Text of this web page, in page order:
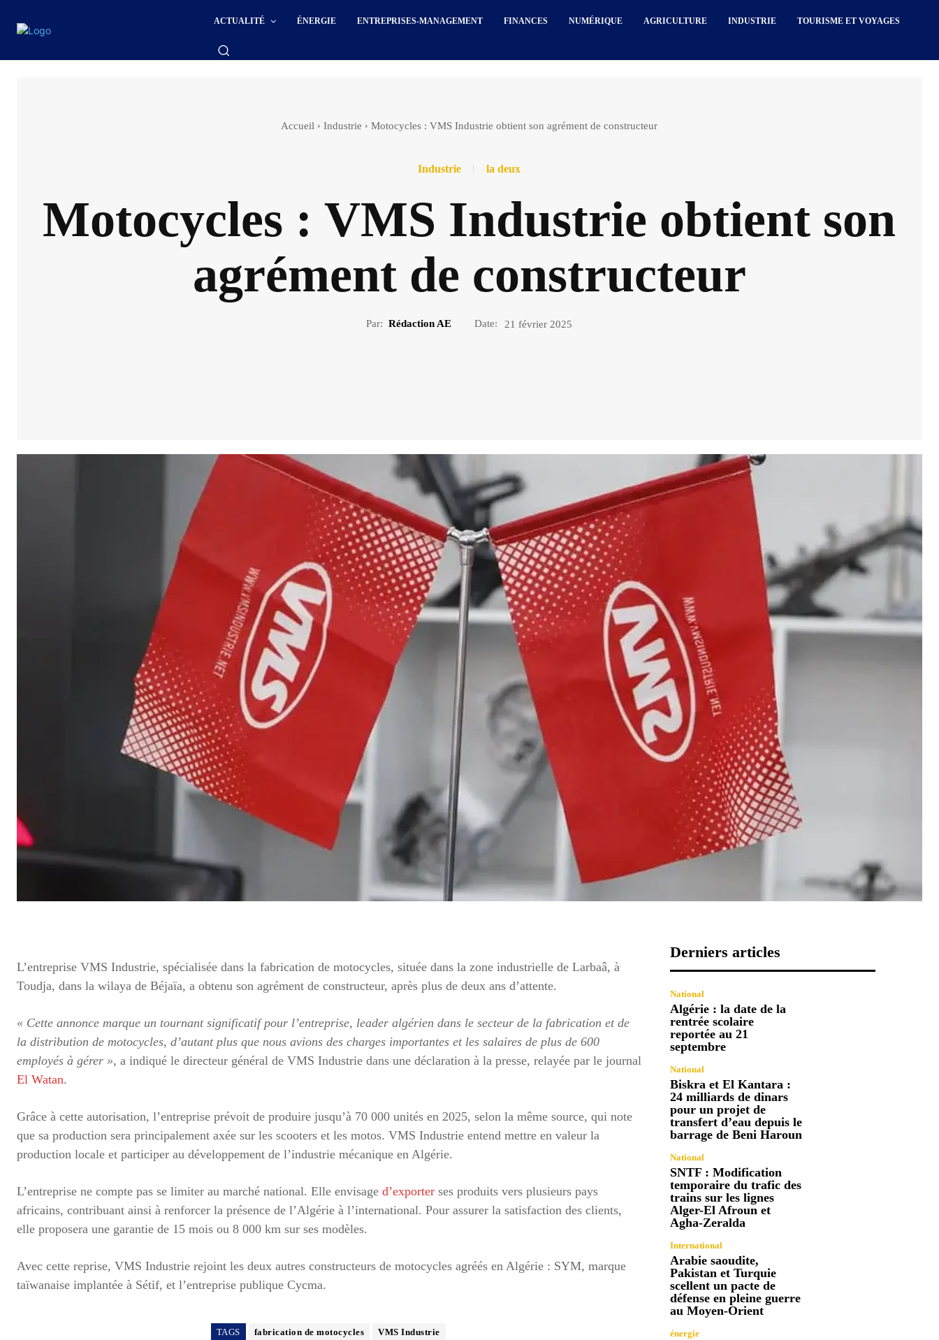
ACTUALITÉ ÉNERGIE ENTREPRISES-MANAGEMENT FINANCES NUMÉRIQUE AGRICULTURE INDUSTRIE TOURISME ET VOYAGES
Accueil Industrie Motocycles : VMS Industrie obtient son agrément de constructeur
Industrie la deux
Motocycles : VMS Industrie obtient son
agrément de constructeur
Par: Rédaction AE Date: 21 février 2025
L’entreprise VMS Industrie, spécialisée dans la fabrication de motocycles, située dans la zone industrielle de Larbaâ, à
Toudja, dans la wilaya de Béjaïa, a obtenu son agrément de constructeur, après plus de deux ans d’attente.
« Cette annonce marque un tournant significatif pour l’entreprise, leader algérien dans le secteur de la fabrication et de
la distribution de motocycles, d’autant plus que nous avions des charges importantes et les salaires de plus de 600
employés à gérer », a indiqué le directeur général de VMS Industrie dans une déclaration à la presse, relayée par le journal
El Watan.
Grâce à cette autorisation, l’entreprise prévoit de produire jusqu’à 70 000 unités en 2025, selon la même source, qui note
que sa production sera principalement axée sur les scooters et les motos. VMS Industrie entend mettre en valeur la
production locale et participer au développement de l’industrie mécanique en Algérie.
L’entreprise ne compte pas se limiter au marché national. Elle envisage d’exporter ses produits vers plusieurs pays
africains, contribuant ainsi à renforcer la présence de l’Algérie à l’international. Pour assurer la satisfaction des clients,
elle proposera une garantie de 15 mois ou 8 000 km sur ses modèles.
Avec cette reprise, VMS Industrie rejoint les deux autres constructeurs de motocycles agréés en Algérie : SYM, marque
taïwanaise implantée à Sétif, et l’entreprise publique Cycma.
TAGS fabrication de motocycles VMS Industrie
Derniers articles
National
Algérie : la date de la
rentrée scolaire
reportée au 21
septembre
National
Biskra et El Kantara :
24 milliards de dinars
pour un projet de
transfert d’eau depuis le
barrage de Beni Haroun
National
SNTF : Modification
temporaire du trafic des
trains sur les lignes
Alger-El Afroun et
Agha-Zeralda
International
Arabie saoudite,
Pakistan et Turquie
scellent un pacte de
défense en pleine guerre
au Moyen-Orient
énergie